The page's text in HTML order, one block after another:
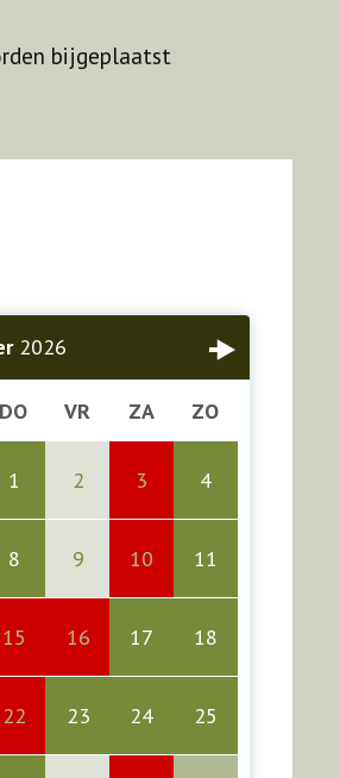
bijgeplaatst
2026
DO VR ZA ZO
1 2 3 4
8 9 10 11
15 16 17 18
22 23 24 25